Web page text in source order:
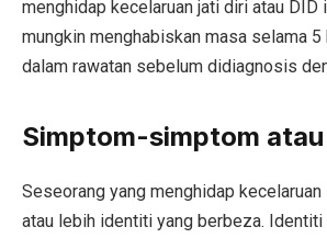
menghidap kecelaruan jati diri atau DID
mungkin menghabiskan masa selama 5
dalam rawatan sebelum didiagnosis
Simptom-simptom atau
Seseorang yang menghidap
atau lebih identiti yang berbeza. Identiti